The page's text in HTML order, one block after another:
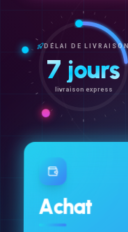
DÉLAI DE LIVRAISON
7 jours
livraison express
Achat